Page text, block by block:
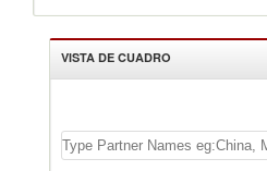
VISTA DE CUADRO